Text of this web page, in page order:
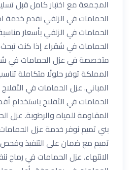
المجمعة مع اختبار كامل قبل
الحمامات في الزلفي نقدم خدمة
الحمامات في الزلفي بأسعار
الحمامات في شقراء إذا كنت
متخصصة في عزل الحمامات في
المملكة توفر حلولًا متكاملة
المباني. عزل الحمامات في
الحمامات في الأفلاج باستخدام
المقاومة للمياه والرطوبة. عزل
بني تميم نوفر خدمة عزل
تميم مع ضمان على التنفيذ
الانتهاء. عزل الحمامات في رماح